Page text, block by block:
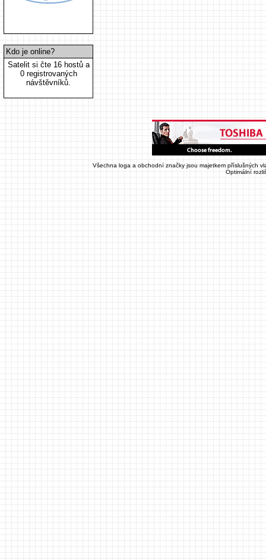
Kdo je online?
Satelit si čte 16 hostů a
0 registrovaných
návštěvníků.
Všechna loga a obchodní značky jsou majetkem příslušných
Optimální